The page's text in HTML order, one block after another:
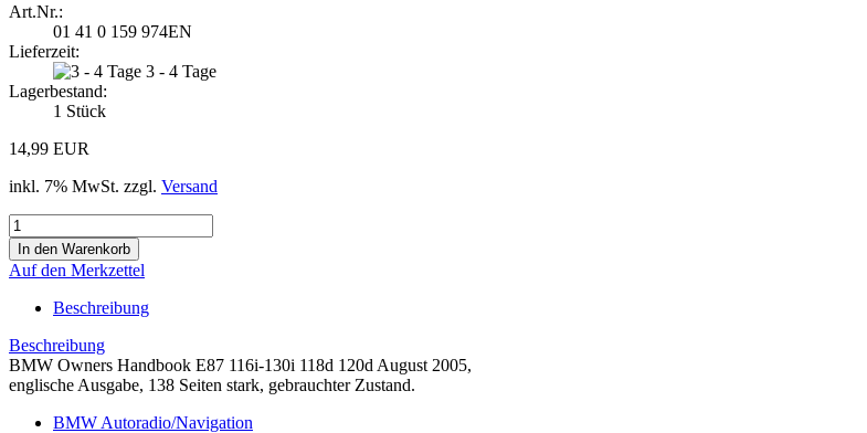
Art.Nr.:
01 41 0 159 974EN
Lieferzeit:
3 - 4 Tage
Lagerbestand:
1 Stück
14,99 EUR
inkl. 7% MwSt. zzgl. Versand
Auf den Merkzettel
Beschreibung
Beschreibung
BMW Owners Handbook E87 116i-130i 118d 120d August 2005,
englische Ausgabe, 138 Seiten stark, gebrauchter Zustand.
BMW Autoradio/Navigation